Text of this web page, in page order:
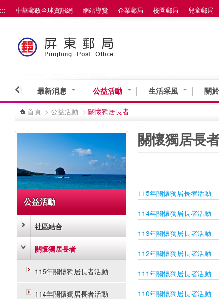
跳到主要內容區塊
::: 中華郵政全球資訊網 網站導覽 企業郵局 校園郵局 兒童郵局
最新消息 公益活動 生活采風 關
首頁 > 公益活動 > 關懷獨居長者
公益活動
社區結合
關懷獨居長者
115年關懷獨居長者活動
114年關懷獨居長者活動
關懷獨居長
115年關懷獨居長者活動
114年關懷獨居長者活動
113年關懷獨居長者活動
112年關懷獨居長者活動
111年關懷獨居長者活動
110年關懷獨居長者活動